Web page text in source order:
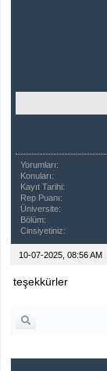
Yorumları:
Konuları:
Kayıt Tarihi:
Rep Puanı:
Üniversite:
Bölüm:
Cinsiyetiniz:
10-07-2025, 08:56 AM
teşekkürler